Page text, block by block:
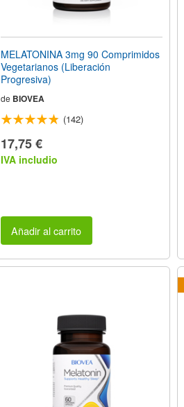
MELATONINA 3mg 90 Comprimidos
Vegetarianos (Liberación
Progresiva)
de BIOVEA
(142)
17,75 €
IVA includio
Añadir al carrito